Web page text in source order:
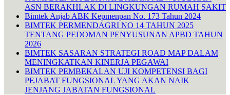
ASN BERAKHLAK DI LINGKUNGAN RUMAH SAKIT
Bimtek Anjab ABK Kepmenpan No. 173 Tahun 2024
BIMTEK PERMENDAGRI NO 14 TAHUN 2025
TENTANG PEDOMAN PENYUSUNAN APBD TAHUN
2026
BIMTEK SASARAN STRATEGI ROAD MAP DALAM
MENINGKATKAN KINERJA PEGAWAI
BIMTEK PEMBEKALAN UJI KOMPETENSI BAGI
PEJABAT FUNGSIONAL YANG AKAN NAIK
JENJANG JABATAN FUNGSIONAL